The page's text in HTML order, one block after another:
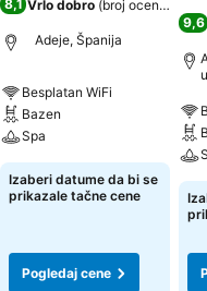
8,1 Vrlo dobro (broj ocena: 13.155
Adeje, Španija
Besplatan WiFi
Bazen
Spa
Izaberi datume da bi se
prikazale tačne cene
Pogledaj cene
9,6